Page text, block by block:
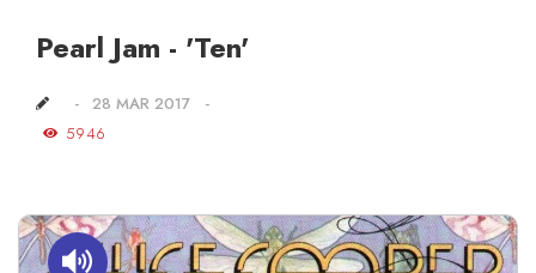
Pearl Jam - 'Ten'
28 MAR 2017
5946